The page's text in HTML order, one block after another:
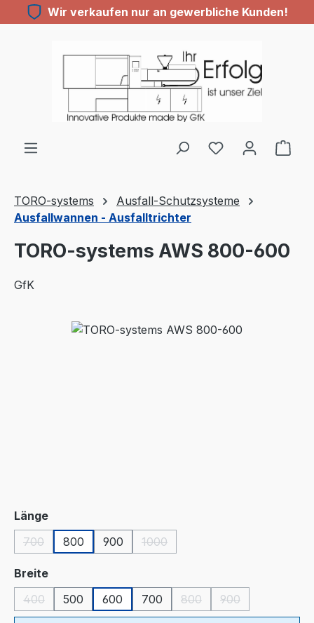
Zum Hauptinhalt springen
Wir verkaufen nur an gewerbliche Kunden!
Du hast 0
TORO-systems
Ausfall-Schutzsysteme
Ausfallwannen - Ausfalltrichter
TORO-systems AWS 800-600
GfK
Bildergalerie überspringen
Längeauswählen
700
(Diese Option ist zurzeit nicht verfügbar.)
800 900 1000
(Diese Option ist zurzeit nicht
Breiteauswählen
400
(Diese Option ist zurzeit nicht verfügbar.)
500 600 700 800
(Diese Option ist zurzeit
900
(Diese Option ist